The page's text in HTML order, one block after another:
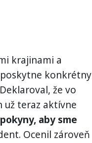
krajinami a
konkrétny
že vo
už teraz aktívne
aby sme
Ocenil zároveň